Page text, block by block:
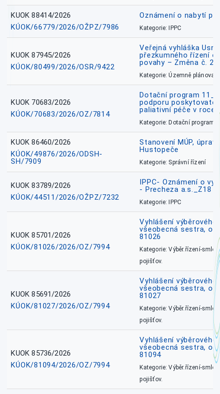
KUOK 88414/2026
KÚOK/66779/2026/OŽPZ/7986
Oznámení o nabytí
Kategorie: IPPC
KUOK 87945/2026
KÚOK/80499/2026/OSR/9422
Veřejná vyhláška
přezkumného řízení
povahy – Změna č. 2
Kategorie: Územně
KUOK 70683/2026
KÚOK/70683/2026/OZ/7814
Dotační program
podporu
paliativní péče v roce
Kategorie: Dotační
KUOK 86460/2026
KÚOK/49876/2026/ODSH-
SH/7909
Stanovení MÚP,
Hustopeče
Kategorie: Správní řízení
KUOK 83789/2026
KÚOK/44511/2026/OŽPZ/7232
IPPC- Oznámení o
- Precheza a.s._Z18
Kategorie: IPPC
KUOK 85701/2026
KÚOK/81026/2026/OZ/7994
Vyhlášení
všeobecná sestra,
81026
Kategorie: Výběr.řízení-
pojišťov.
KUOK 85691/2026
KÚOK/81027/2026/OZ/7994
Vyhlášení
všeobecná sestra,
81027
Kategorie: Výběr.řízení-
pojišťov.
KUOK 85736/2026
KÚOK/81094/2026/OZ/7994
Vyhlášení
všeobecná sestra,
81094
Kategorie: Výběr.řízení-
pojišťov.